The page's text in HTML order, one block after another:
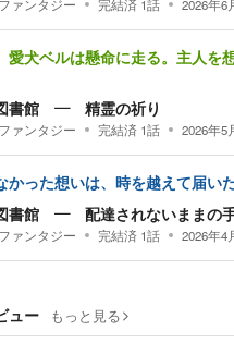
ァンタジー 完結済 1話 2026年6
愛犬ベルは懸命に走る。主人を
書館 ― 精霊の祈り
ァンタジー 完結済 1話 2026年5
かった想いは、時を越えて届いた
書館 ― 配達されないままの
ァンタジー 完結済 1話 2026年4
ュー もっと見る